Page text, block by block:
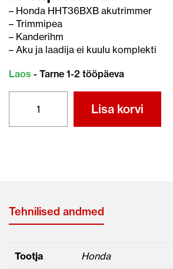
– Honda HHT36BXB akutrimmer
– Trimmipea
– Kanderihm
– Aku ja laadija ei kuulu komplekti
Laos - Tarne 1-2 tööpäeva
AKUTRIMMER
Lisa korvi
Tehnilised andmed
Tootja Honda